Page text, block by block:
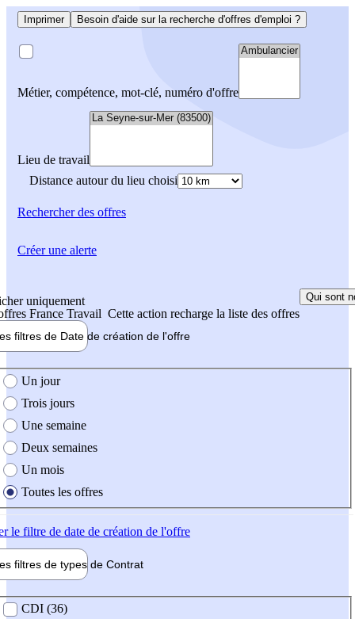
Imprimer Besoin d'aide sur la recherche d'offres d'emploi ?
Métier, compétence, mot-clé, numéro d'offre
Lieu de travail
Distance autour du lieu choisi
Rechercherdes offres
uniquement
France Travail Cette action recharge la liste des offres
Qui sont
filtres de Date de création de l'offre
création de l'offre
Un jour
Trois jours
Une semaine
Deux semaines
Un mois
Toutes les offres
le filtre de date de création de l'offre
filtres de types de Contrat
contrat
CDI (36)
Créer une alerte